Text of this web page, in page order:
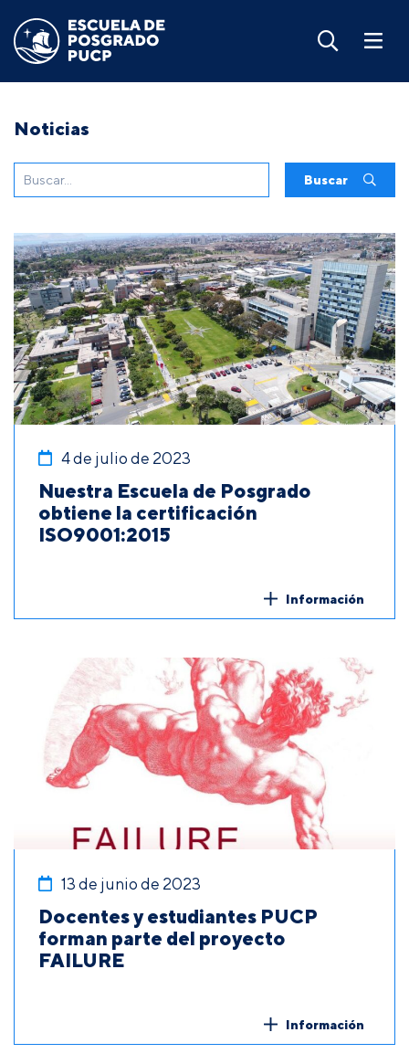
Noticias
Buscar
4 de julio de 2023
Nuestra Escuela de Posgrado
obtiene la certificación
ISO9001:2015
Información
13 de junio de 2023
Docentes y estudiantes PUCP
forman parte del proyecto
FAILURE
Información